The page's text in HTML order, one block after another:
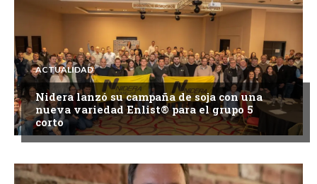
ACTUALIDAD
Nidera lanzó su campaña de soja con una
nueva variedad Enlist® para el grupo 5
corto